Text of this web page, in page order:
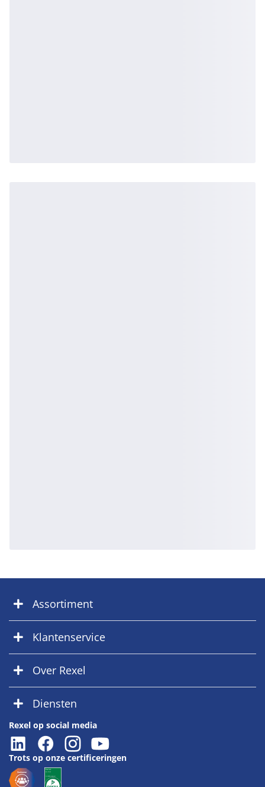
Assortiment
Klantenservice
Over Rexel
Diensten
Rexel op social media
Trots op onze certificeringen